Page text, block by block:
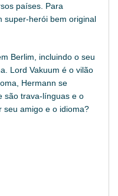
países. Para
super-herói bem original
Berlim, incluindo o seu
Lord Vakuum é o vilão
Hermann se
são trava-línguas e o
seu amigo e o idioma?